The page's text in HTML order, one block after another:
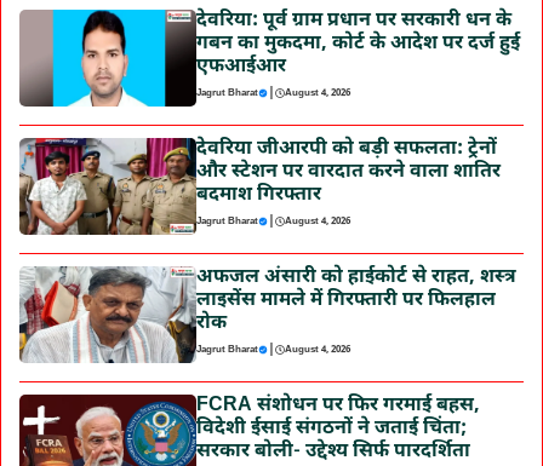
देवरिया: पूर्व ग्राम प्रधान पर सरकारी धन के
गबन का मुकदमा, कोर्ट के आदेश पर दर्ज हुई
एफआईआर
Jagrut Bharat | August 4, 2026
देवरिया जीआरपी को बड़ी सफलता: ट्रेनों
और स्टेशन पर वारदात करने वाला शातिर
बदमाश गिरफ्तार
Jagrut Bharat | August 4, 2026
अफजल अंसारी को हाईकोर्ट से राहत, शस्त्र
लाइसेंस मामले में गिरफ्तारी पर फिलहाल
रोक
Jagrut Bharat | August 4, 2026
FCRA संशोधन पर फिर गरमाई बहस,
विदेशी ईसाई संगठनों ने जताई चिंता;
सरकार बोली- उद्देश्य सिर्फ पारदर्शिता